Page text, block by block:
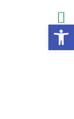
פתח סרגל נגישות